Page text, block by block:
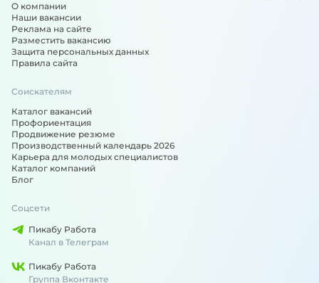
О компании
Наши вакансии
Реклама на сайте
Разместить вакансию
Защита персональных данных
Правила сайта
Соискателям
Каталог вакансий
Профориентация
Продвижение резюме
Производственный календарь 2026
Карьера для молодых специалистов
Каталог компаний
Блог
Соцсети
Пикабу Работа
Канал в Телеграм
Пикабу Работа
Группа Вконтакте